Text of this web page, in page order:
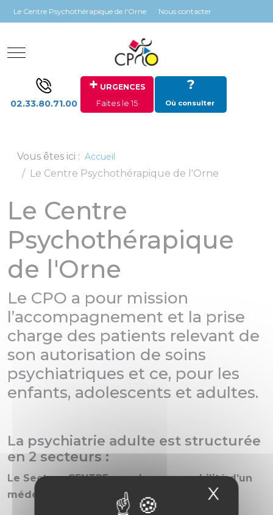
Panneau de gestion des cookies
X
Le Centre Psychothérapique de l'Orne Nous contacter
Mobile Menu Toggle
02.33.80.71.00
+ URGENCES
Faites le 15
?
Où consulter
Vous êtes ici : Accueil
Le Centre Psychothérapique de l'Orne
Le Centre
Psychothérapique
de l'Orne
Le CPO a pour mission
l’accompagnement et la prise
charge des patients relevant de
son autorisation de soins
psychiatriques et ce, pour les
enfants, adolescents et adultes.
La psychiatrie adulte est structurée
en 2 secteurs :
Le Secteur CENTRE sous la responsabilité d’un
médecin psychiatre chef de pôle :